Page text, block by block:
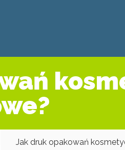
Jak druk opakowań